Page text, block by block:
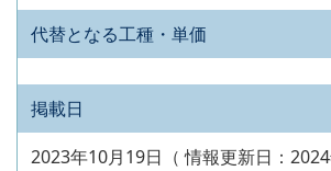
代替となる工種・単価
掲載日
2023年10月19日（ 情報更新日：2024